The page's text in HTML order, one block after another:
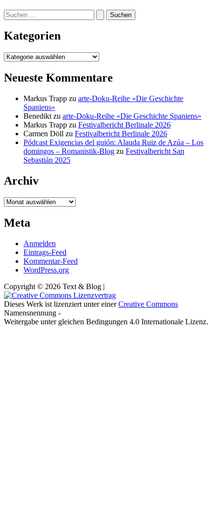
Suchen
nach:
Kategorien
Kategorien
Neueste Kommentare
Markus Trapp zu arte-Doku-Reihe «Die Geschichte
Spaniens»
Benedikt zu arte-Doku-Reihe «Die Geschichte Spaniens»
Markus Trapp zu Festivalbericht Berlinale 2026
Carmen Döll zu Festivalbericht Berlinale 2026
Pódcast Exigencias del guión: Alauda Ruiz de Azúa – Los
domingos – Romanistik-Blog zu Festivalbericht San
Sebastián 2025
Archiv
Archiv
Meta
Anmelden
Eintrags-Feed
Kommentar-Feed
WordPress.org
Copyright © 2026 Text & Blog |
Dieses Werk ist lizenziert unter einerCreative Commons
Namensnennung -
Weitergabe unter gleichen Bedingungen 4.0 Internationale Lizenz.